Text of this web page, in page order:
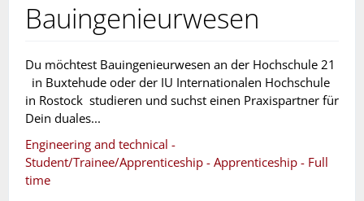
Bauingenieurwesen
Du möchtest Bauingenieurwesen an der Hochschule 21
in Buxtehude oder der IU Internationalen Hochschule
in Rostock studieren und suchst einen Praxispartner für
Dein duales...
Engineering and technical -
Student/Trainee/Apprenticeship - Apprenticeship - Full
time